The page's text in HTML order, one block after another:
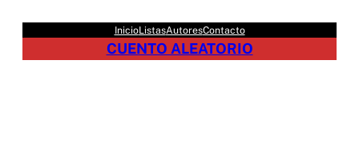
contenido
InicioListasAutoresContacto
CUENTO ALEATORIO